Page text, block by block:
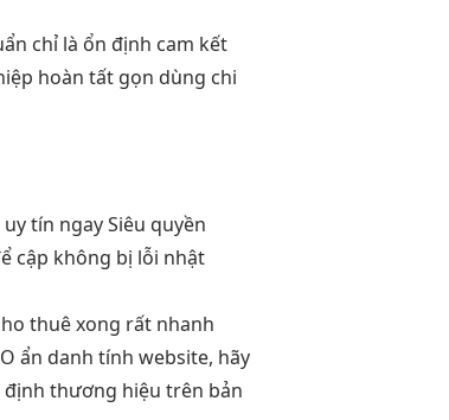
chỉ là ổn định cam kết
hoàn tất gọn dùng chi
uy tín ngay Siêu quyền
cập không bị lỗi nhật
thuêxong rất nhanh
ẩn danh tính website, hãy
thương hiệu trên bản